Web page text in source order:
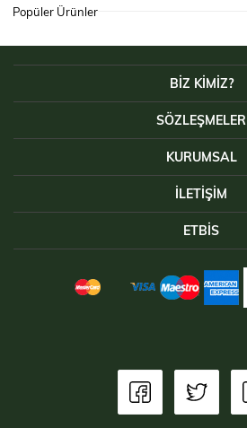
BİZ KİMİZ?
SÖZLEŞMELER
KURUMSAL
İLETIŞIM
ETBİS
Popüler Ürünler